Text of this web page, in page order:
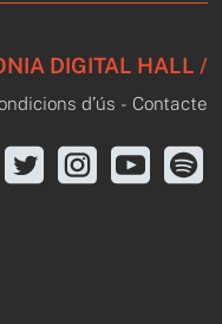
DIGITAL HALL /
d’ús - Contacte